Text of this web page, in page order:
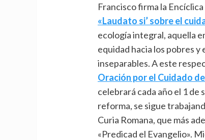
Francisco firma la Encíclica
«Laudato si’ sobre el
ecología integral, aquella
equidad hacia los pobres
inseparables. A este
Oración por el Cuidado
celebrará cada año el 1
reforma, se sigue
Curia Romana, que más
«Predicad el Evangelio».